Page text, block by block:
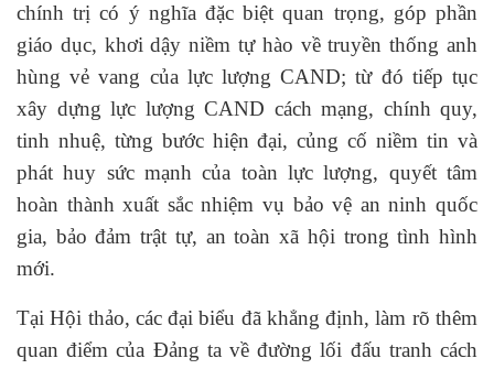
chính trị có ý nghĩa đặc biệt quan trọng, góp phần
giáo dục, khơi dậy niềm tự hào về truyền thống anh
hùng vẻ vang của lực lượng CAND; từ đó tiếp tục
xây dựng lực lượng CAND cách mạng, chính quy,
tinh nhuệ, từng bước hiện đại, củng cố niềm tin và
phát huy sức mạnh của toàn lực lượng, quyết tâm
hoàn thành xuất sắc nhiệm vụ bảo vệ an ninh quốc
gia, bảo đảm trật tự, an toàn xã hội trong tình hình
mới.
Tại Hội thảo, các đại biểu đã khẳng định, làm rõ thêm
quan điểm của Đảng ta về đường lối đấu tranh cách